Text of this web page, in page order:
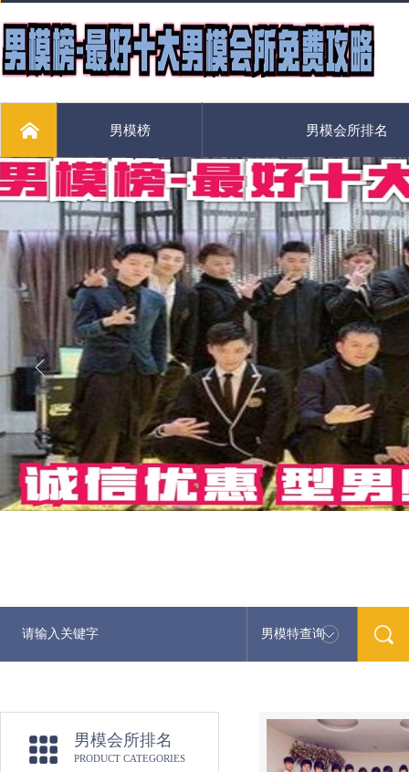
男模榜 男模会所排名
男模特查询
男模会所排名
PRODUCT CATEGORIES